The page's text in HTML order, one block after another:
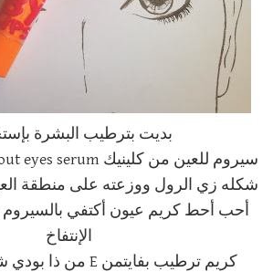
بديت بترطيب البشرة
شكله زي الرول ووزعته على منطقة
أحب أحط كريم عيون أكتفي
الإنتفاخ